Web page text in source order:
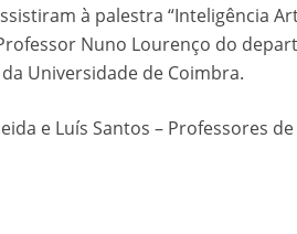
à palestra “Inteligência
Nuno Lourenço do
Universidade de Coimbra.
e Luís Santos – Professores